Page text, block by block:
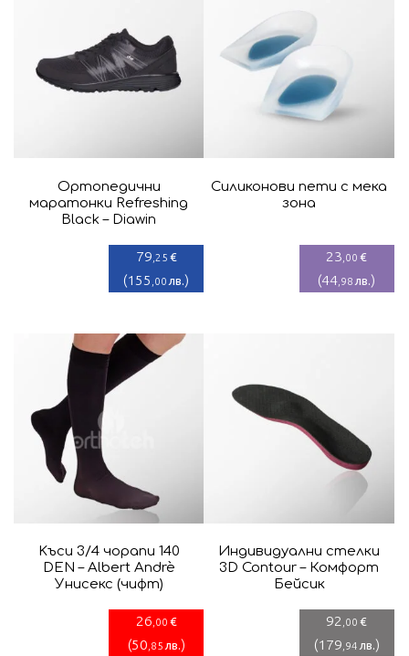
Ортопедични
маратонки Refreshing
Black – Diawin
79 ,25 €
(155 ,00 лв.)
Силиконови пети с мека
зона
23 ,00 €
(44 ,98 лв.)
Kъси 3/4 чорапи 140
DEN – Albert Andrè
Унисекс (чифт)
26 ,00 €
(50 ,85 лв.)
Индивидуални стелки
3D Contour – Комфорт
Бейсик
92 ,00 €
(179 ,94 лв.)